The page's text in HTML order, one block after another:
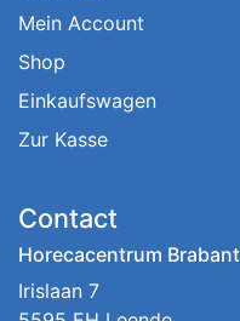
Mein Account
Shop
Einkaufswagen
Zur Kasse
Contact
Horecacentrum Brabant
Irislaan 7